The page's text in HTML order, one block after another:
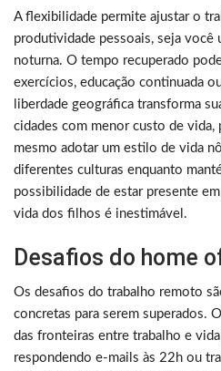
A flexibilidade permite ajustar o
produtividade pessoais, seja você
noturna. O tempo recuperado
exercícios, educação continuada
liberdade geográfica transforma
cidades com menor custo de vida,
mesmo adotar um estilo de vida
diferentes culturas enquanto
possibilidade de estar presente
vida dos filhos é inestimável.
Desafios do home
Os desafios do trabalho remoto
concretas para serem superados.
das fronteiras entre trabalho e
respondendo e-mails às 22h ou